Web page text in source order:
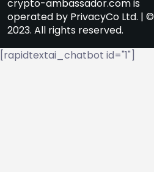
crypto-ambassador.com is
operated by PrivacyCo Ltd. | ©
2023. All rights reserved.
[rapidtextai_chatbot id="1"]